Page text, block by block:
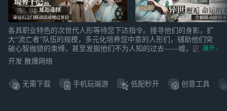
各具职业特色的次世代人形等待您下达指令。搜寻他们的身影，扩
大“流亡者”队伍的规模，多元化培养您中意的人形们，辅助他们突
破心智枷锁的束缚，甚至发掘他们不为人知的过去——嘘，这是只
属于你们彼此之间的秘密。
展开
开发 散爆网络
无需下载 手机玩端游 低配秒开 创意工具